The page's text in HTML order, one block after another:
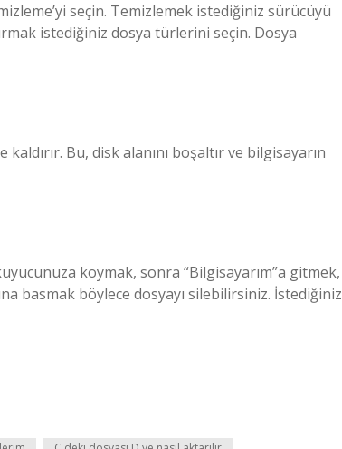
seçin. Temizlemek istediğiniz sürücüyü
istediğiniz dosya türlerini seçin. Dosya
Bu, disk alanını boşaltır ve bilgisayarın
koymak, sonra “Bilgisayarım”a gitmek,
basmak böylece dosyayı silebilirsiniz. İstediğiniz